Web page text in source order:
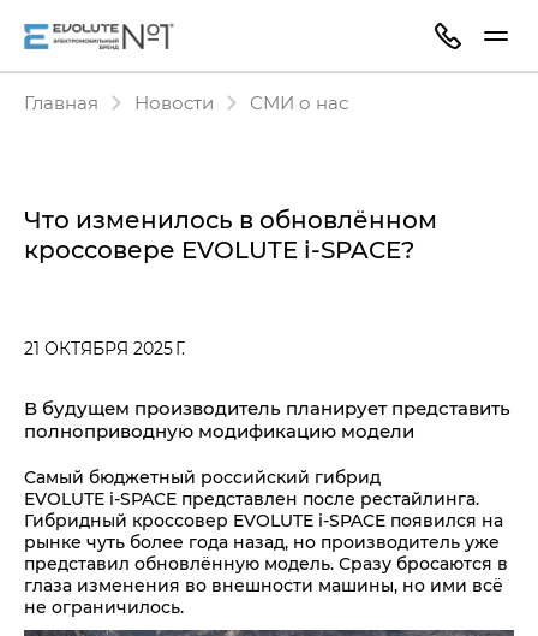
Главная Новости СМИ о нас
Что изменилось в обновлённом
кроссовере EVOLUTE i‑SPACE?
21 ОКТЯБРЯ 2025 Г.
В будущем производитель планирует представить
полноприводную модификацию модели
Самый бюджетный российский гибрид
EVOLUTE i‑SPACE представлен после рестайлинга.
Гибридный кроссовер EVOLUTE i‑SPACE появился на
рынке чуть более года назад, но производитель уже
представил обновлённую модель. Сразу бросаются в
глаза изменения во внешности машины, но ими всё
не ограничилось.